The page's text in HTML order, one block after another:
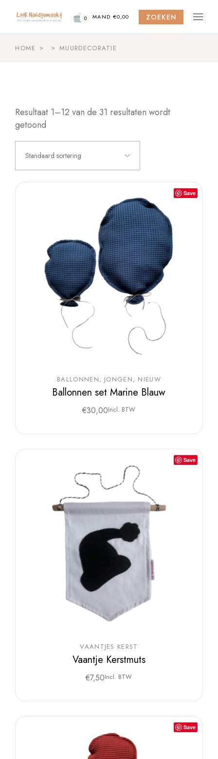
content
0 MAND €0,00 ZOEKEN
HOME MUURDECORATIE
Resultaat 1–12 van de 31 resultaten wordt
getoond
Standaard sortering
Save
BALLONNEN JONGEN NIEUW
Ballonnen set Marine Blauw
€30,00Incl. BTW
Save
VAANTJES KERST
Vaantje Kerstmuts
€7,50Incl. BTW
Save